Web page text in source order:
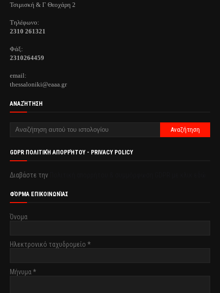
Τσιμισκή & Γ Θεοχάρη 2
Τηλέφωνo:
2310 261321
Φάξ:
2310264459
email:
thessaloniki@eaaa.gr
ΑΝΑΖΉΤΗΣΗ
GDPR ΠΟΛΙΤΙΚΉ ΑΠΟΡΡΉΤΟΥ - PRIVACY POLICY
Διαβάστε την
ΦΌΡΜΑ ΕΠΙΚΟΙΝΩΝΊΑΣ
Όνομα
Ηλεκτρονικό ταχυδρομείο *
Μήνυμα *